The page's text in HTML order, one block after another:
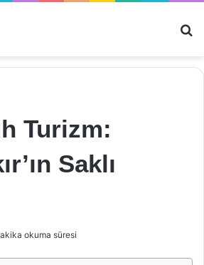
Turizm:
Saklı
okuma süresi